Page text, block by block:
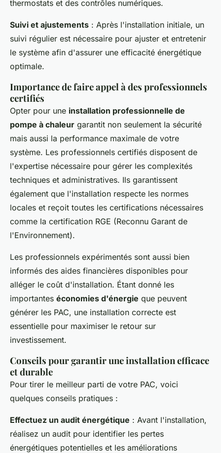
thermostats et des contrôles numériques.
Suivi et ajustements : Après l'installation initiale, un
suivi régulier est nécessaire pour ajuster et entretenir
le système afin d'assurer une efficacité énergétique
optimale.
Importance de faire appel à des professionnels
certifiés
Opter pour une installation professionnelle de
pompe à chaleur garantit non seulement la sécurité
mais aussi la performance maximale de votre
système. Les professionnels certifiés disposent de
l'expertise nécessaire pour gérer les complexités
techniques et administratives. Ils garantissent
également que l'installation respecte les normes
locales et reçoit toutes les certifications nécessaires
comme la certification RGE (Reconnu Garant de
l'Environnement).
Les professionnels expérimentés sont aussi bien
informés des aides financières disponibles pour
alléger le coût d'installation. Étant donné les
importantes économies d'énergie que peuvent
générer les PAC, une installation correcte est
essentielle pour maximiser le retour sur
investissement.
Conseils pour garantir une installation efficace
et durable
Pour tirer le meilleur parti de votre PAC, voici
quelques conseils pratiques :
Effectuez un audit énergétique : Avant l'installation,
réalisez un audit pour identifier les pertes
énergétiques potentielles et les améliorations